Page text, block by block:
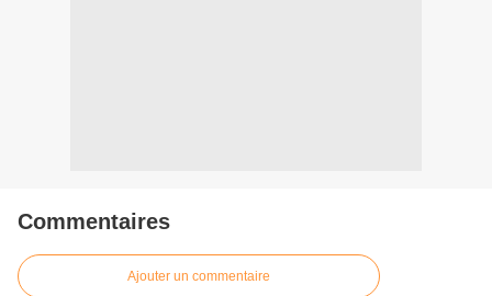
Commentaires
Ajouter un commentaire